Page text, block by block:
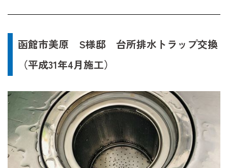
函館市美原 S様邸 台所排水トラップ交換
（平成31年4月施工）